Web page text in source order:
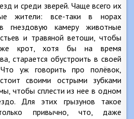
и среди зверей. Чаще всего их
жители: все-таки в норах
гнездовую камеру животные
и травяной ветоши, чтобы
крот, хотя бы на время
старается обустроить в своей
уж говорить про полёвок,
своими острыми зубками
чтобы сплести из нее в одном
Для этих грызунов такое
привычно, что, даже